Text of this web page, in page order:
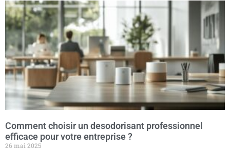
Comment choisir un desodorisant professionnel
efficace pour votre entreprise ?
26 mai 2025